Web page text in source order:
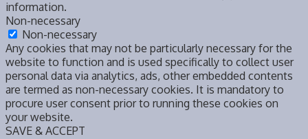
information.
Non-necessary
Non-necessary
Any cookies that may not be particularly necessary for the
website to function and is used specifically to collect user
personal data via analytics, ads, other embedded contents
are termed as non-necessary cookies. It is mandatory to
procure user consent prior to running these cookies on
your website.
SAVE & ACCEPT